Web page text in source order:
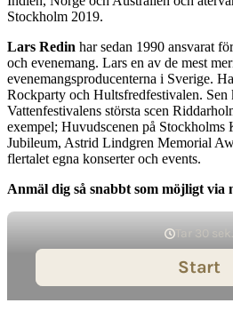
Stockholm 2019.
Lars Redin har sedan 1990 ansvarat
och evenemang. Lars en av de mest
evenemangsproducenterna i Sverige.
Rockparty och Hultsfredfestivalen. Sen
Vattenfestivalens största scen
exempel; Huvudscenen på
Jubileum, Astrid Lindgren Memorial
flertalet egna konserter och events.
Anmäl dig så snabbt som möjligt via